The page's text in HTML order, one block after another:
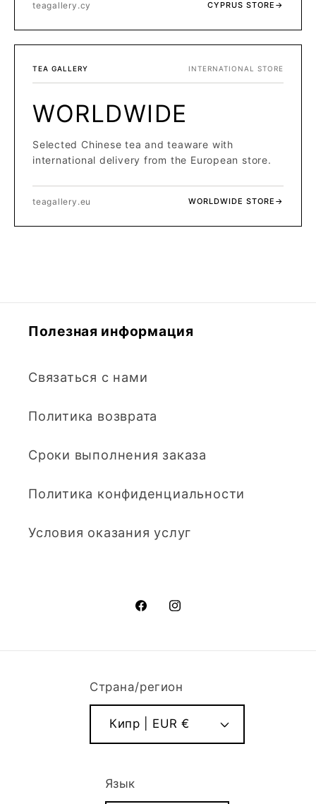
teagallery.cy CYPRUS STORE →
TEA GALLERY INTERNATIONAL STORE
WORLDWIDE
Selected Chinese tea and teaware with
international delivery from the European store.
teagallery.eu WORLDWIDE STORE →
Полезная информация
Связаться с нами
Политика возврата
Сроки выполнения заказа
Политика конфиденциальности
Условия оказания услуг
FacebookInstagram
Страна/регион
Кипр | EUR €
Язык